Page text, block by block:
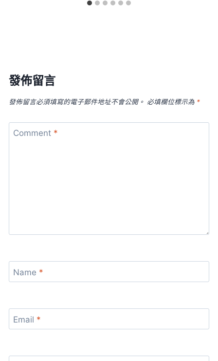
發佈留言
發佈留言必須填寫的電子郵件地址不會公開。 必填欄位標示為 *
Comment *
Name *
Email *